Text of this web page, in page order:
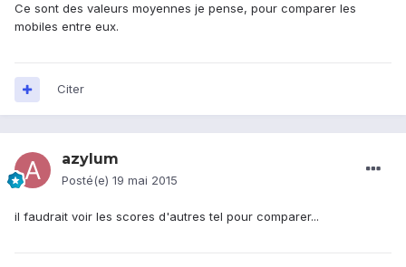
Ce sont des valeurs moyennes je pense, pour comparer les
mobiles entre eux.
Citer
azylum
Posté(e) 19 mai 2015
il faudrait voir les scores d'autres tel pour comparer...